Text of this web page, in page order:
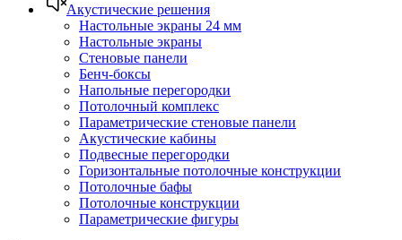
Акустические решения
Настольные экраны 24 мм
Настольные экраны
Стеновые панели
Бенч-боксы
Напольные перегородки
Потолочный комплекс
Параметрические стеновые панели
Акустические кабины
Подвесные перегородки
Горизонтальные потолочные конструкции
Потолочные бафы
Потолочные конструкции
Параметрические фигуры